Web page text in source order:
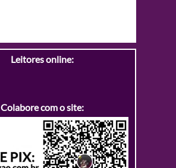
Leitores online:
Colabore com o site: